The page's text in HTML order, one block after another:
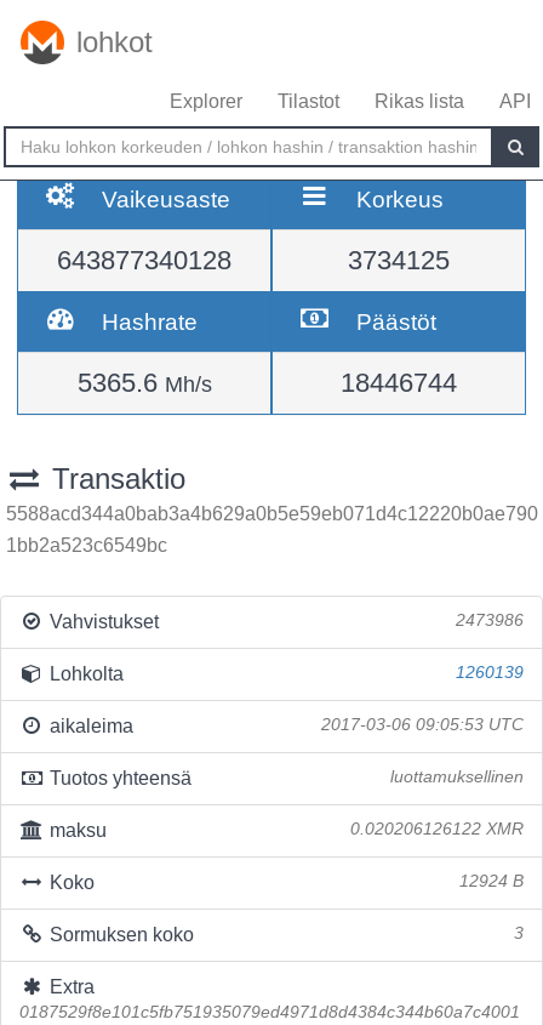
lohkot
Explorer Tilastot Rikas lista API
Vaikeusaste
643877340128
Korkeus
3734125
Hashrate
5365.6 Mh/s
Päästöt
18446744
Transaktio
5588acd344a0bab3a4b629a0b5e59eb071d4c12220b0ae790
1bb2a523c6549bc
Vahvistukset 2473986
Lohkolta 1260139
aikaleima 2017-03-06 09:05:53 UTC
Tuotos yhteensä luottamuksellinen
maksu 0.020206126122 XMR
Koko 12924 B
Sormuksen koko 3
Extra
0187529f8e101c5fb751935079ed4971d8d4384c344b60a7c4001